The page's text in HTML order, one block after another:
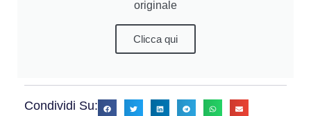
originale
Clicca qui
Condividi Su: